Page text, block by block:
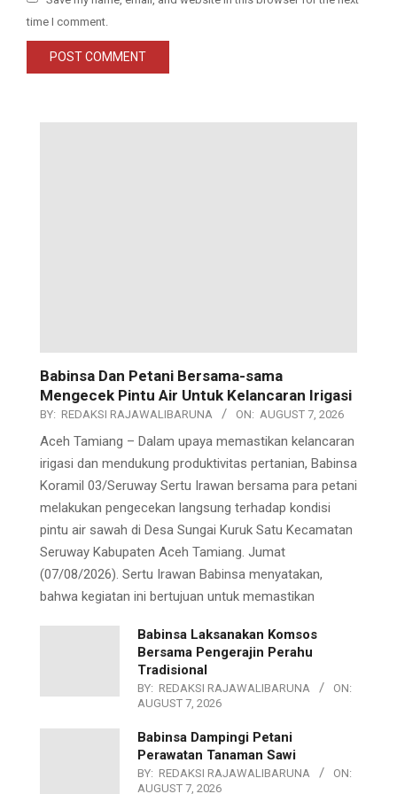
time I comment.
Babinsa Dan Petani Bersama-sama
Mengecek Pintu Air Untuk Kelancaran Irigasi
BY: REDAKSI RAJAWALIBARUNA ON: AUGUST 7, 2026
Aceh Tamiang – Dalam upaya memastikan kelancaran
irigasi dan mendukung produktivitas pertanian, Babinsa
Koramil 03/Seruway Sertu Irawan bersama para petani
melakukan pengecekan langsung terhadap kondisi
pintu air sawah di Desa Sungai Kuruk Satu Kecamatan
Seruway Kabupaten Aceh Tamiang. Jumat
(07/08/2026). Sertu Irawan Babinsa menyatakan,
bahwa kegiatan ini bertujuan untuk memastikan
Babinsa Laksanakan Komsos
Bersama Pengerajin Perahu
Tradisional
BY: REDAKSI RAJAWALIBARUNA
ON:
AUGUST 7, 2026
Babinsa Dampingi Petani
Perawatan Tanaman Sawi
BY: REDAKSI RAJAWALIBARUNA
ON:
AUGUST 7, 2026